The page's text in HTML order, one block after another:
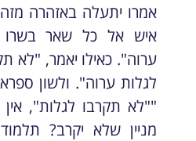
אמרו יתעלה באזהרה מזה
איש אל כל שאר בשרו
ערוה". כאילו יאמר, "לא
לגלות ערוה". ולשון
""לא תקרבו לגלות",
מניין שלא יקרב?